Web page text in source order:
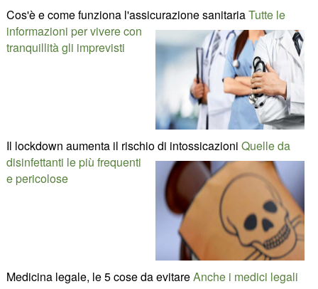
Cos'è e come funziona l'assicurazione sanitariaTutte le
informazioni per vivere con
tranquillità gli imprevisti
Il lockdown aumenta il rischio di intossicazioni Quelle da
disinfettanti le più frequenti
e pericolose
Medicina legale, le 5 cose da evitareAnche i medici legali